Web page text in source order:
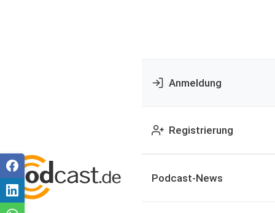
Anmeldung
Registrierung
Podcast-News